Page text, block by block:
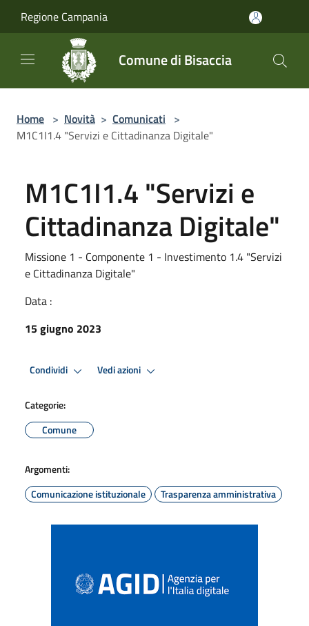
Regione Campania
Comune di Bisaccia
Home > Novità > Comunicati >
M1C1I1.4 "Servizi e Cittadinanza Digitale"
M1C1I1.4 "Servizi e
Cittadinanza Digitale"
Missione 1 - Componente 1 - Investimento 1.4 "Servizi
e Cittadinanza Digitale"
Data :
15 giugno 2023
Condividi Vedi azioni
Categorie:
Comune
Argomenti:
Comunicazione istituzionale
Trasparenza amministrativa